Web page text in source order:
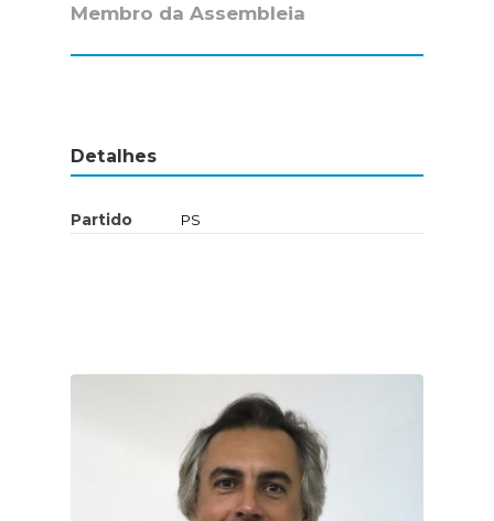
Membro da Assembleia
Detalhes
Partido PS